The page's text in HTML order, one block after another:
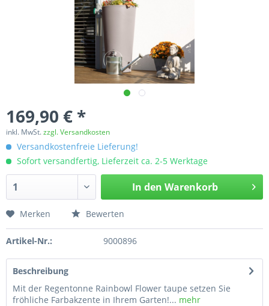
169,90 € *
inkl. MwSt.zzgl. Versandkosten
Versandkostenfreie Lieferung!
Sofort versandfertig, Lieferzeit ca. 2-5 Werktage
In den Warenkorb
Merken Bewerten
Artikel-Nr.: 9000896
Beschreibung
Mit der Regentonne Rainbowl Flower taupe setzen Sie
fröhliche Farbakzente in Ihrem Garten!... mehr